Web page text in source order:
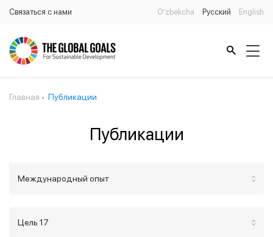
Связаться с нами O’zbekcha Русский English
Главная Публикации
Публикации
Международный опыт
Цель 17